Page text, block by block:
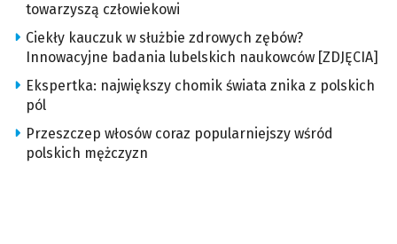
towarzyszą człowiekowi
Ciekły kauczuk w służbie zdrowych zębów?
Innowacyjne badania lubelskich naukowców [ZDJĘCIA]
Ekspertka: największy chomik świata znika z polskich
pól
Przeszczep włosów coraz popularniejszy wśród
polskich mężczyzn